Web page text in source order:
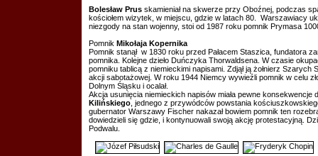
Bolesław Prus skamieniał na skwerze przy Oboźnej, podczas
kościołem wizytek, w miejscu, gdzie w latach 80. Warszawiacy
niezgody na stan wojenny, stoi od 1987 roku pomnik Prymasa
Pomnik Mikołaja Kopernika
Pomnik stanął w 1830 roku przed Pałacem Staszica, fundatora
pomnika. Kolejne dzieło Duńczyka Thorwaldsena. W czasie
pomniku tablicą z niemieckimi napisami. Zdjął ją żołnierz Szarych
akcji sabotażowej. W roku 1944 Niemcy wywieźli pomnik w celu
Dolnym Śląsku i ocalał.
Akcja usunięcia niemieckich napisów miała pewne
Kilińskiego , jednego z przywódców powstania
gubernator Warszawy Fischer nakazał bowiem pomnik ten
dowiedzieli się gdzie, i kontynuowali swoją akcję protestacyjną.
Podwalu.